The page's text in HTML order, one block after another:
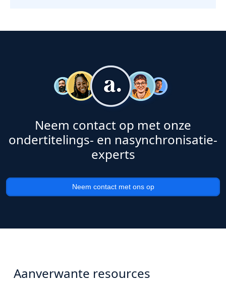
Neem contact op met onze
ondertitelings- en nasynchronisatie-
experts
Neem contact met ons op
Aanverwante resources